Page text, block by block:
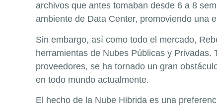
archivos que antes tomaban desde 6 a 8
ambiente de Data Center, promoviendo una
Sin embargo, así como todo el mercado,
herramientas de Nubes Públicas y
proveedores, se ha tornado un gran
en todo mundo actualmente.
El hecho de la Nube Hibrida es una